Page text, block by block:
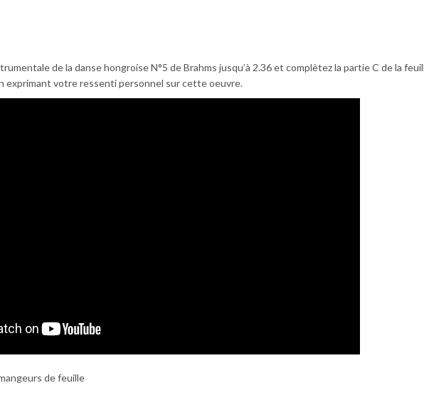
de la danse hongroise N°5 de Brahms jusqu’à 2.36 et complètez la partie C de la
exprimant votre ressenti personnel sur cette oeuvre.
de feuille